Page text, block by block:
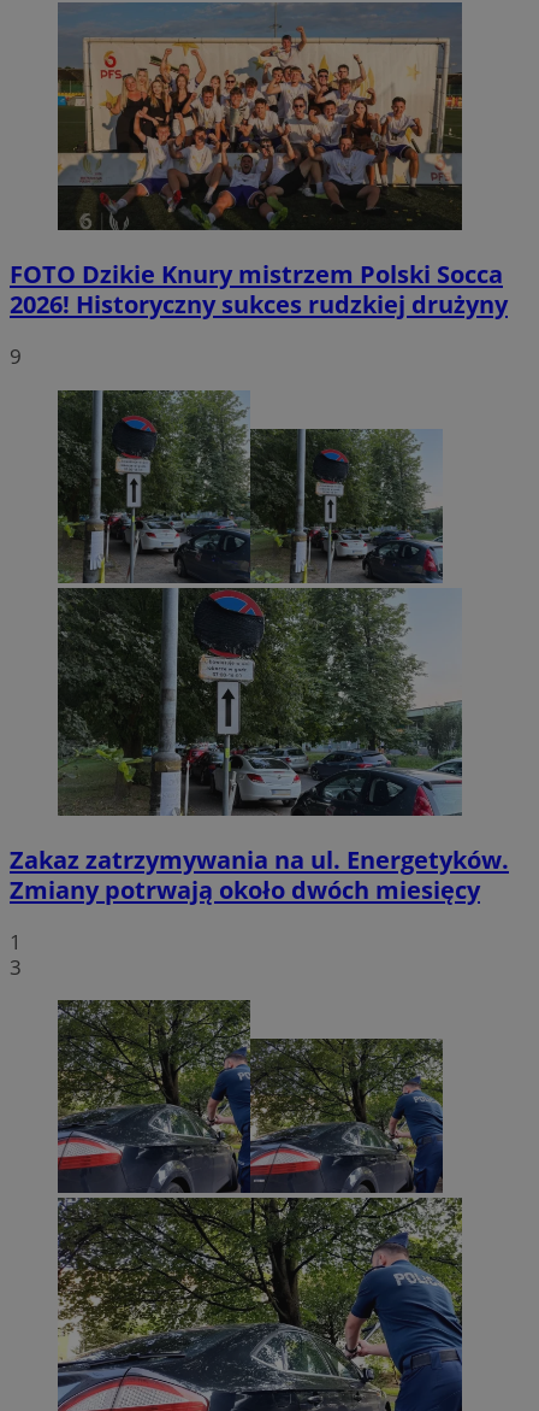
FOTO Dzikie Knury mistrzem Polski Socca
2026! Historyczny sukces rudzkiej drużyny
9
Zakaz zatrzymywania na ul. Energetyków.
Zmiany potrwają około dwóch miesięcy
1
3